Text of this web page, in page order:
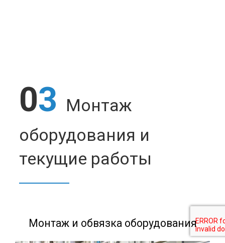
03 Монтаж
оборудования и
текущие работы
Монтаж и обвязка оборудования